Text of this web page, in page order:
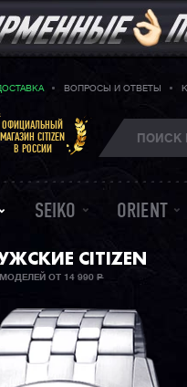
ВОПРОСЫ И ОТВЕТЫ
ОФИЦИАЛЬНЫЙ
МАГАЗИН CITIZEN
В РОССИИ
SEIKO ORIENT
CITIZEN
МОДЕЛЕЙ ОТ 14 990Р